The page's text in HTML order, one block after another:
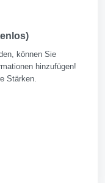
können Sie
hinzufügen!
Stärken.